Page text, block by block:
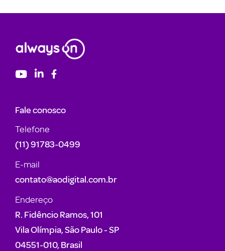
Fale conosco
Telefone
(11) 91783-0499
E-mail
contato@aodigital.com.br
Endereço
R. Fidêncio Ramos, 101
Vila Olímpia, São Paulo - SP
04551-010, Brasil